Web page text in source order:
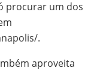
procurar um dos
.
aproveita